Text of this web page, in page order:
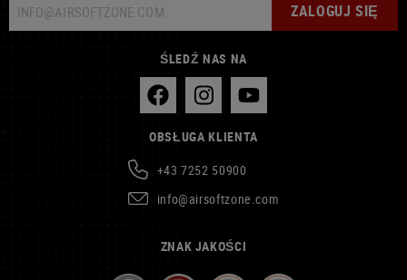
ZALOGUJ SIĘ
ŚLEDŹ NAS NA
OBSŁUGA KLIENTA
+43 7252 50900
info@airsoftzone.com
ZNAK JAKOŚCI